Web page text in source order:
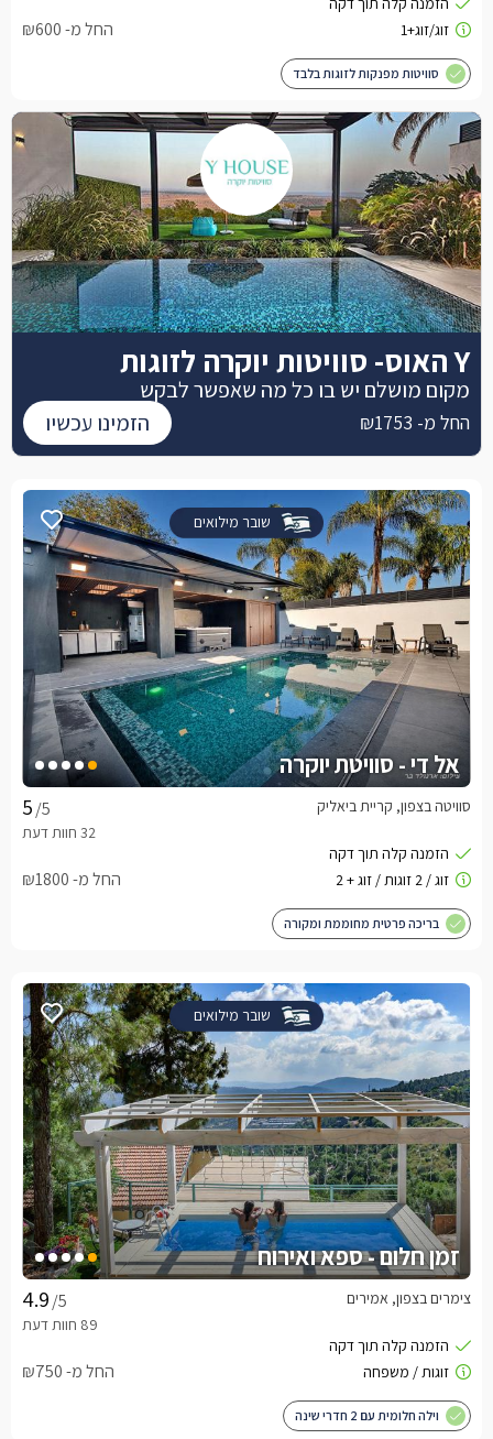
החל מ- ₪600
סוויטות מפנקות לזוגות בלבד
שובר מילואים
אל די - סוויטת יוקרה
/5 סוויטה בצפון, קריית ביאליק
החל מ- ₪1800
בריכה פרטית מחוממת ומקורה
שובר מילואים
זמן חלום - ספא ואירוח
/5 צימרים בצפון, אמירים
החל מ- ₪750
וילה חלומית עם 2 חדרי שינה
Y האוס- סוויטות יוקרה לזוגות
מקום מושלם יש בו כל מה שאפשר לבקש
החל מ- ₪1753 הזמינו עכשיו